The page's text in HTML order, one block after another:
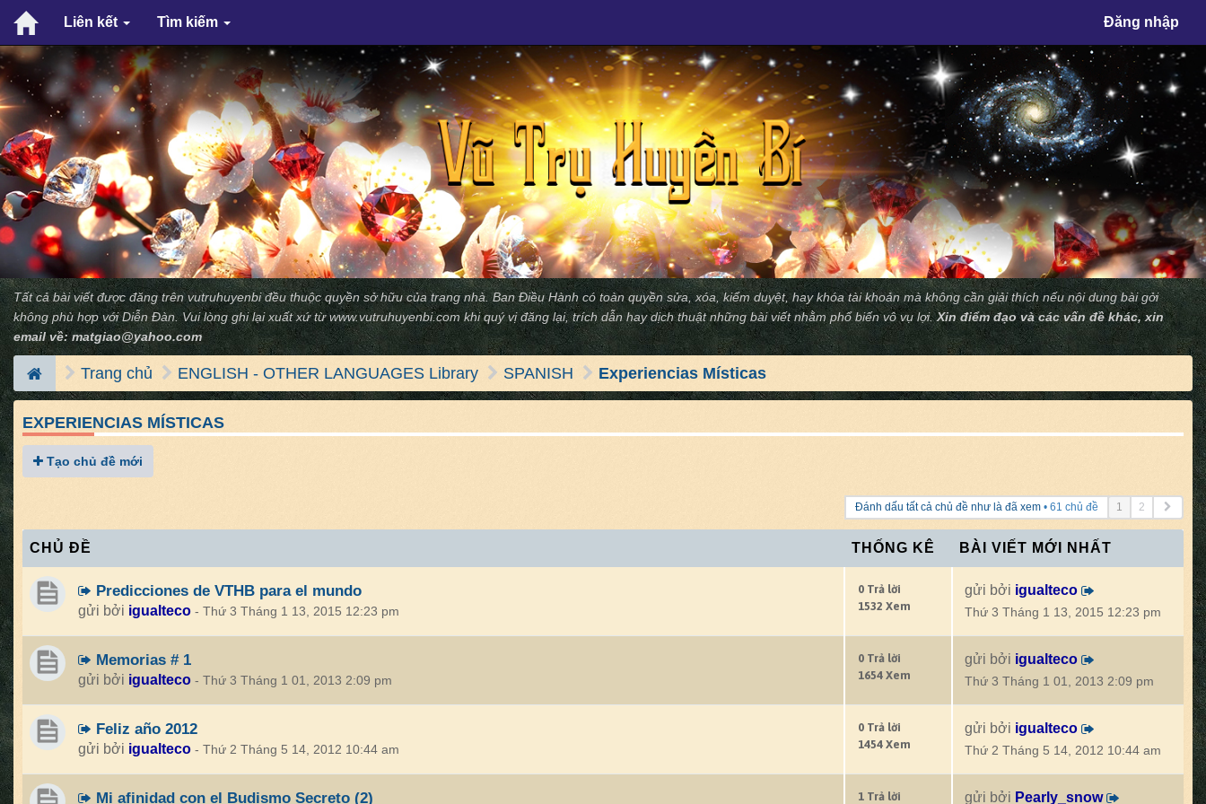
Liên kết Tìm kiếm Đăng nhập
×
Tất cả bài viết được đăng trên vutruhuyenbi đều thuộc quyền sở hữu của trang nhà. Ban Ðiều Hành có toàn quyền sửa, xóa, kiểm duyệt, hay khóa tài khoản mà không cần giải thích nếu nội dung bài gởi
không phù hợp với Diễn Ðàn. Vui lòng ghi lại xuất xứ từwww.vutruhuyenbi.com khi quý vị đăng lại, trích dẫn hay dịch thuật những bài viết nhằm phổ biến vô vụ lợi.Xin điểm đạo và các vấn đề khác, xin
email về:matgiao@yahoo.com
Trang chủ ENGLISH - OTHER LANGUAGES Library SPANISH Experiencias Místicas
EXPERIENCIAS MÍSTICAS
Tạo chủ đề mới
Đánh dấu tất cả chủ đề như là đã xem• 61 chủ đề 1 2
Trang
kế
CHỦ ĐỀ THỐNG KÊ BÀI VIẾT MỚI NHẤT
Predicciones de VTHB para el mundo
gửi bởi igualteco - Thứ 3 Tháng 1 13, 2015 12:23 pm
0 Trả lời
1532 Xem
gửi bởi igualteco
Thứ 3 Tháng 1 13, 2015 12:23 pm
Memorias # 1
gửi bởi igualteco - Thứ 3 Tháng 1 01, 2013 2:09 pm
0 Trả lời
1654 Xem
gửi bởi igualteco
Thứ 3 Tháng 1 01, 2013 2:09 pm
Feliz año 2012
gửi bởi igualteco - Thứ 2 Tháng 5 14, 2012 10:44 am
0 Trả lời
1454 Xem
gửi bởi igualteco
Thứ 2 Tháng 5 14, 2012 10:44 am
Mi afinidad con el Budismo Secreto (2)
1 Trả lời
gửi bởi Pearly_snow